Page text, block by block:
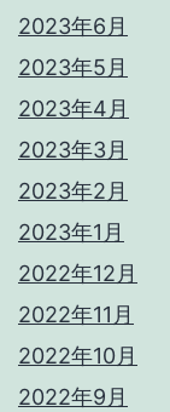
2023年6月
2023年5月
2023年4月
2023年3月
2023年2月
2023年1月
2022年12月
2022年11月
2022年10月
2022年9月